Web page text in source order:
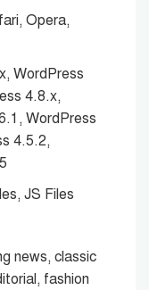
Opera,
WordPress
4.8.x,
WordPress
4.5.2,
JS Files
news, classic
fashion